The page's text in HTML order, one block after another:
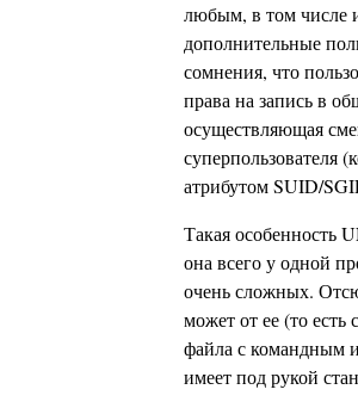
любым, в том числе
дополнительные
сомнения, что
права на запись в
осуществляющая
суперпользователя
атрибутом SUID/
Такая особенность
она всего у одной
очень сложных.
может от ее (то
файла с командным
имеет под рукой